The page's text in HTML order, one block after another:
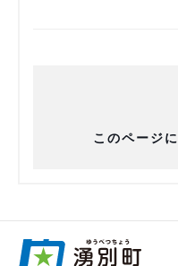
このページ